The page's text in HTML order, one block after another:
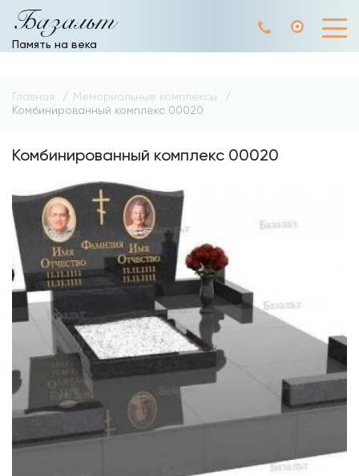
Базальт
Память на века
Главная
Мемориальные комплексы
Комбинированный комплекс 00020
Комбинированный комплекс 00020